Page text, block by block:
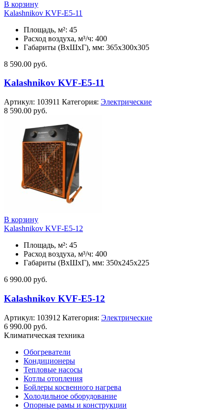
В корзину
Kalashnikov KVF-E5-11
Площадь, м²: 45
Расход воздуха, м³/ч: 400
Габариты (ВхШхГ), мм: 365x300x305
8 590.00 руб.
Kalashnikov KVF-E5-11
Артикул: 103911 Категория: Электрические
8 590.00 руб.
В корзину
Kalashnikov KVF-E5-12
Площадь, м²: 45
Расход воздуха, м³/ч: 400
Габариты (ВхШхГ), мм: 350x245x225
6 990.00 руб.
Kalashnikov KVF-E5-12
Артикул: 103912 Категория: Электрические
6 990.00 руб.
Климатическая техника
Обогреватели
Кондиционеры
Тепловые насосы
Котлы отопления
Бойлеры косвенного нагрева
Холодильное оборудование
Опорные рамы и конструкции